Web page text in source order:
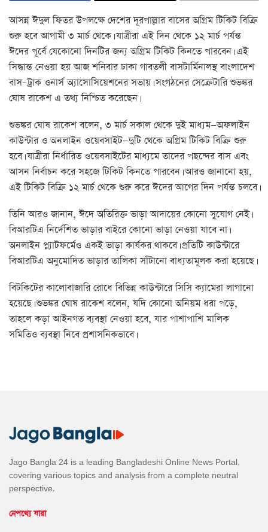
আসন্ন ঈদুল ফিতর উপলক্ষে দেশের দূরপাল্লার বাসের অগ্রিম টিকিট বিক্রি
শুরু হবে আগামী ৩ মার্চ থেকে। যাত্রীরা এই দিন থেকে ১২ মার্চ পর্যন্ত
ঈদের পূর্বে যেকোনো দিনটির জন্য অগ্রিম টিকিট কিনতে পারবেন। এই
সিদ্ধান্ত নেওয়া হয় আজ শনিবার ঢাকা গাবতলী বাসটার্মিনালস্থ বাংলাদেশ
বাস–ট্রাক ওনার্স অ্যাসোসিয়েশনের সভায়। সংগঠনের সেক্রেটারি শুভঙ্কর
ঘোষ রাকেশ এ তথ্য নিশ্চিত করেছেন।
শুভঙ্কর ঘোষ রাকেশ বলেন, ৩ মার্চ সকাল থেকে দুই মাধ্যম—অফলাইন
কাউন্টার ও অনলাইন ওয়েবসাইট—দুটি থেকে অগ্রিম টিকিট বিক্রি শুরু
হবে। যাত্রীরা নির্ধারিত ওয়েবসাইটের মাধ্যমে তাদের পছন্দের বাস এবং
আসন নির্বাচন করে সহজে টিকিট কিনতে পারবেন। আরও জানানো হয়,
এই টিকিট বিক্রি ১২ মার্চ থেকে শুরু করে ঈদের আগের দিন পর্যন্ত চলবে।
তিনি আরও জানান, ঈদে অতিরিক্ত ভাড়া আদায়ের কোনো সুযোগ নেই।
বিআরটিএ নির্দেশিত ভাড়ার বাইরে কোনো ভাড়া নেওয়া যাবে না।
অনলাইন প্ল্যাটফর্মেও একই ভাড়া কার্যকর থাকবে। প্রতিটি কাউন্টারে
বিআরটিএ অনুমোদিত ভাড়ার তালিকা সাঁটানো বাধ্যতামূলক করা হয়েছে।
বিটকিটের কালোবাজারি রোধে বিভিন্ন কাউন্টারে সিসি ক্যামেরা লাগানো
হয়েছে। শুভঙ্কর ঘোষ রাকেশ বলেন, যদি কোনো অনিয়ম ধরা পড়ে,
তাহলে কড়া আইনগত ব্যবস্থা নেওয়া হবে, যার পাশাপাশি মালিক
সমিতিও ব্যবস্থা নিবে প্রশাসনিকভাবে।
Jago Bangla 24 is a leading Bangladeshi Online News Portal,
covering various topics and analysis from a complete neutral
perspective.
নেপথ্যে যারা